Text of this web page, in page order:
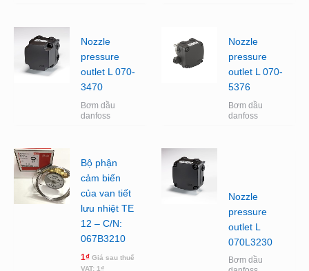
Nozzle
pressure
outlet L 070-
3470
Bơm dầu
danfoss
Nozzle
pressure
outlet L 070-
5376
Bơm dầu
danfoss
Bộ phận
cảm biến
của van tiết
lưu nhiệt TE
12 – C/N:
067B3210
1₫ Giá sau thuế
VAT: 1₫
Nozzle
pressure
outlet L
070L3230
Bơm dầu